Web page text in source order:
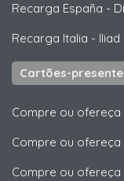
Recarga España -
Recarga Italia - Iliad
Cartões-
Compre ou ofereça
Compre ou ofereça
Compre ou ofereça